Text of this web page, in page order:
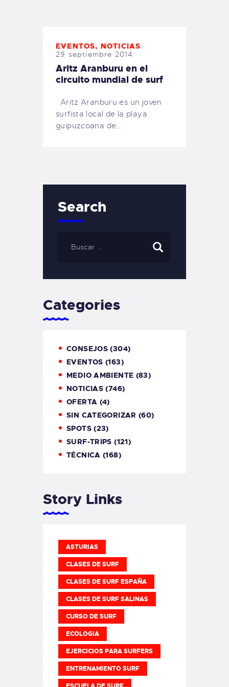
EVENTOS, NOTICIAS
29 septiembre 2014
Aritz Aranburu en el
circuito mundial de surf
Aritz Aranburu es un joven
surfista local de la playa
guipuzcoana de…
Search
Categories
CONSEJOS (304)
EVENTOS (163)
MEDIO AMBIENTE (83)
NOTICIAS (746)
OFERTA (4)
SIN CATEGORIZAR (60)
SPOTS(23)
SURF-TRIPS (121)
TÉCNICA (168)
Story Links
ASTURIAS
CLASES DE SURF
CLASES DE SURF ESPAÑA
CLASES DE SURF SALINAS
CURSO DE SURF
ECOLOGIA
EJERCICIOS PARA SURFERS
ENTRENAMIENTO SURF